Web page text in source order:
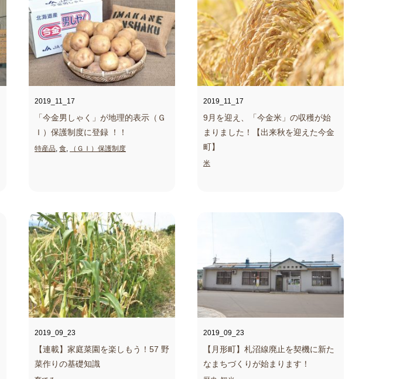
2019_11_17
「今金男しゃく」が地理的表示（Ｇ
Ｉ）保護制度に登録 ！！
特産品, 食, （ＧＩ）保護制度
2019_11_17
9月を迎え、「今金米」の収穫が始
まりました！
【出来秋を迎えた今金
町】
米
2019_09_23
【連載】家庭菜園を楽しもう！ 57 野
菜作りの基礎知識
2019_09_23
【月形町】札沼線廃止を契機に新た
なまちづくりが始まります！